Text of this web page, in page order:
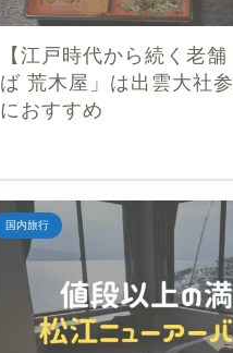
【江戸時代から続く老
ば 荒木屋」は出雲大社
におすすめ
国内旅行